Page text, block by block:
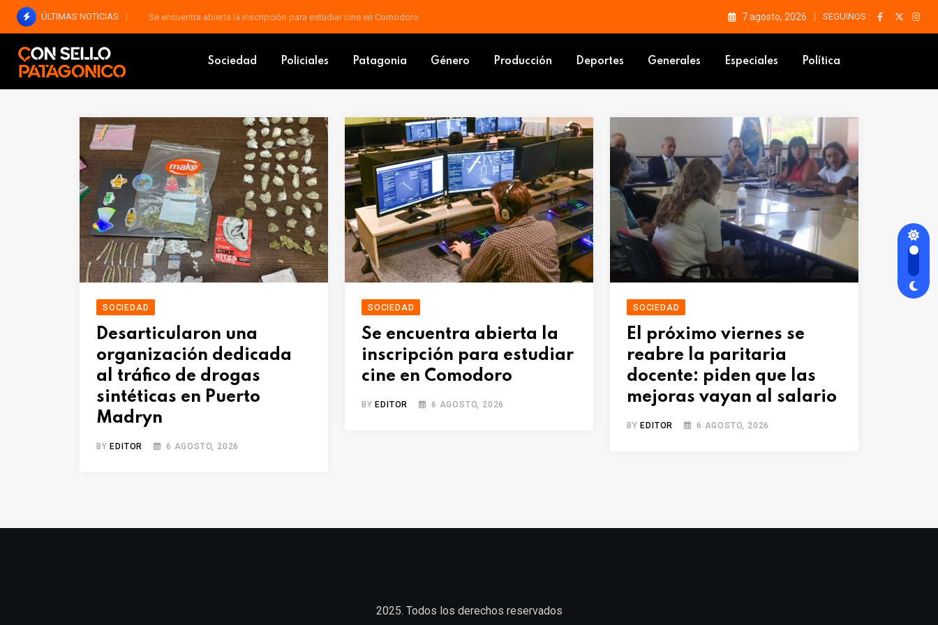
ÚLTIMAS NOTICIAS Se encuentra abierta la inscripción para estudiar cine en Comodoro 7 agosto, 2026 SEGUINOS :
Sociedad Policiales Patagonia Género Producción Deportes Generales Especiales Política
SOCIEDAD
Desarticularon una
organización dedicada
al tráfico de drogas
sintéticas en Puerto
Madryn
BY EDITOR 6 AGOSTO, 2026
SOCIEDAD
Se encuentra abierta la
inscripción para estudiar
cine en Comodoro
BY EDITOR 6 AGOSTO, 2026
SOCIEDAD
El próximo viernes se
reabre la paritaria
docente: piden que las
mejoras vayan al salario
BY EDITOR 6 AGOSTO, 2026
2025. Todos los derechos reservados